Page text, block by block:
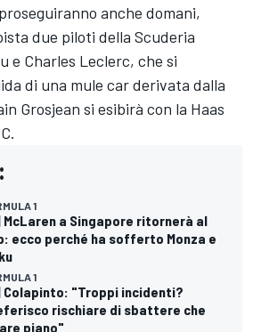
anche domani,
due piloti della Scuderia
e Charles Leclerc, che si
di una mule car derivata dalla
Grosjean si esibirà con la Haas
1
McLaren a Singapore ritornerà al
ecco perché ha sofferto Monza e
1
| Colapinto: "Troppi incidenti?
rischiare di sbattere che
piano"